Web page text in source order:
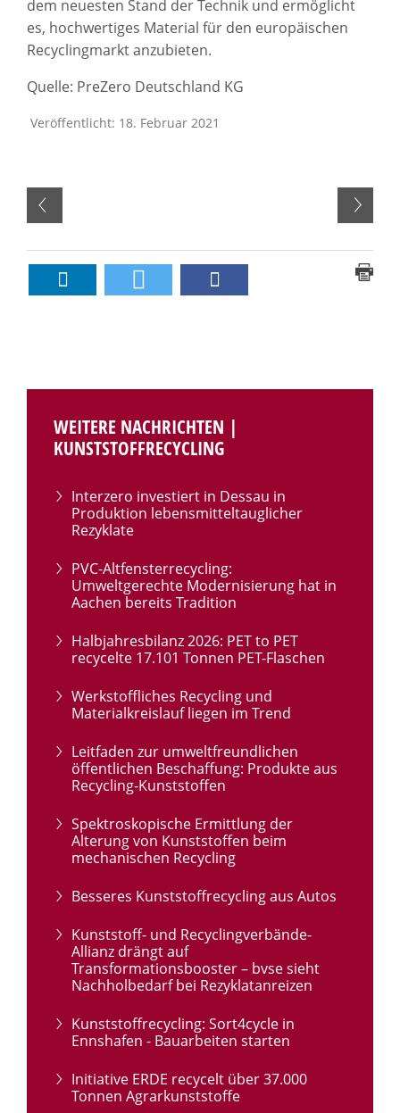
dem neuesten Stand der Technik und ermöglicht
es, hochwertiges Material für den europäischen
Recyclingmarkt anzubieten.
Quelle: PreZero Deutschland KG
Veröffentlicht: 18. Februar 2021
WEITERE NACHRICHTEN |
KUNSTSTOFFRECYCLING
Interzero investiert in Dessau in
Produktion lebensmitteltauglicher
Rezyklate
PVC-Altfensterrecycling:
Umweltgerechte Modernisierung hat in
Aachen bereits Tradition
Halbjahresbilanz 2026: PET to PET
recycelte 17.101 Tonnen PET-Flaschen
Werkstoffliches Recycling und
Materialkreislauf liegen im Trend
Leitfaden zur umweltfreundlichen
öffentlichen Beschaffung: Produkte aus
Recycling-Kunststoffen
Spektroskopische Ermittlung der
Alterung von Kunststoffen beim
mechanischen Recycling
Besseres Kunststoffrecycling aus Autos
Kunststoff- und Recyclingverbände-
Allianz drängt auf
Transformationsbooster – bvse sieht
Nachholbedarf bei Rezyklatanreizen
Kunststoffrecycling: Sort4cycle in
Ennshafen - Bauarbeiten starten
Initiative ERDE recycelt über 37.000
Tonnen Agrarkunststoffe